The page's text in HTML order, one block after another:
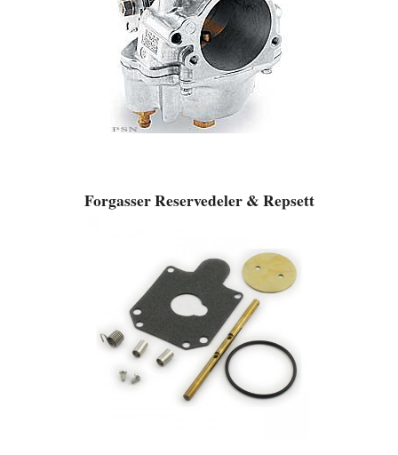
Forgasser Reservedeler & Repsett